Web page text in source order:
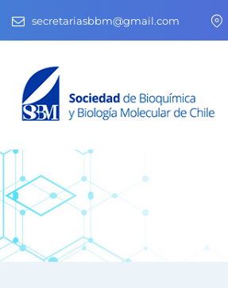
secretariasbbm@gmail.com